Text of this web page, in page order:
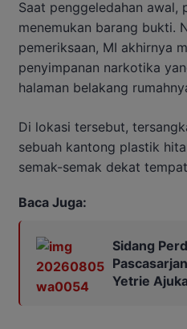
Saat penggeledahan awal,
menemukan barang bukti.
pemeriksaan, MI akhirnya
penyimpanan narkotika
halaman belakang
Di lokasi tersebut,
sebuah kantong plastik
semak-semak dekat
Baca Juga:
Sidang
Yetrie